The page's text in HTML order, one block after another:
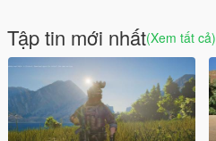
Tập tin mới nhất(Xem tất cả)